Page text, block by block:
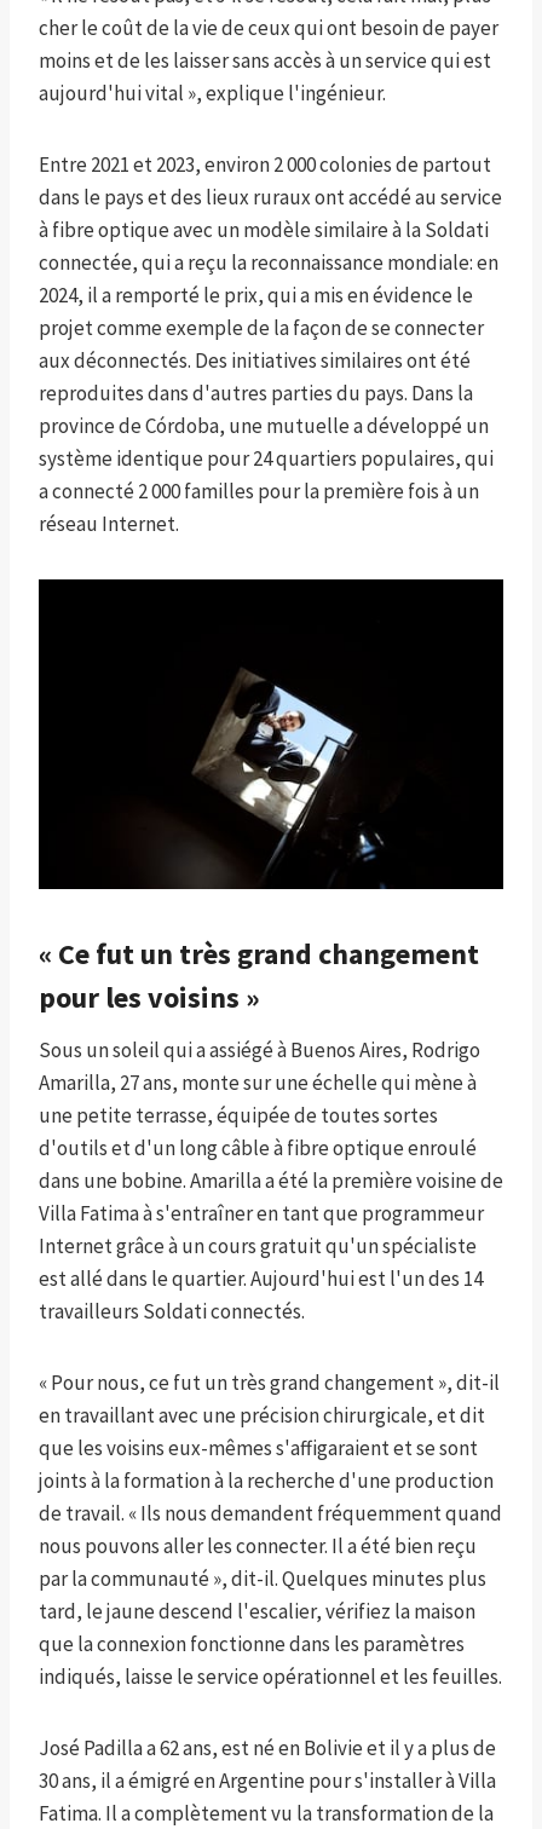
cher le coût de la vie de ceux qui ont besoin de payer
moins et de les laisser sans accès à un service qui est
aujourd'hui vital », explique l'ingénieur.
Entre 2021 et 2023, environ 2 000 colonies de partout
dans le pays et des lieux ruraux ont accédé au service
à fibre optique avec un modèle similaire à la Soldati
connectée, qui a reçu la reconnaissance mondiale: en
2024, il a remporté le prix, qui a mis en évidence le
projet comme exemple de la façon de se connecter
aux déconnectés. Des initiatives similaires ont été
reproduites dans d'autres parties du pays. Dans la
province de Córdoba, une mutuelle a développé un
système identique pour 24 quartiers populaires, qui
a connecté 2 000 familles pour la première fois à un
réseau Internet.
« Ce fut un très grand changement
pour les voisins »
Sous un soleil qui a assiégé à Buenos Aires, Rodrigo
Amarilla, 27 ans, monte sur une échelle qui mène à
une petite terrasse, équipée de toutes sortes
d'outils et d'un long câble à fibre optique enroulé
dans une bobine. Amarilla a été la première voisine de
Villa Fatima à s'entraîner en tant que programmeur
Internet grâce à un cours gratuit qu'un spécialiste
est allé dans le quartier. Aujourd'hui est l'un des 14
travailleurs Soldati connectés.
« Pour nous, ce fut un très grand changement », dit-il
en travaillant avec une précision chirurgicale, et dit
que les voisins eux-mêmes s'affigaraient et se sont
joints à la formation à la recherche d'une production
de travail. « Ils nous demandent fréquemment quand
nous pouvons aller les connecter. Il a été bien reçu
par la communauté », dit-il. Quelques minutes plus
tard, le jaune descend l'escalier, vérifiez la maison
que la connexion fonctionne dans les paramètres
indiqués, laisse le service opérationnel et les feuilles.
José Padilla a 62 ans, est né en Bolivie et il y a plus de
30 ans, il a émigré en Argentine pour s'installer à Villa
Fatima. Il a complètement vu la transformation de la